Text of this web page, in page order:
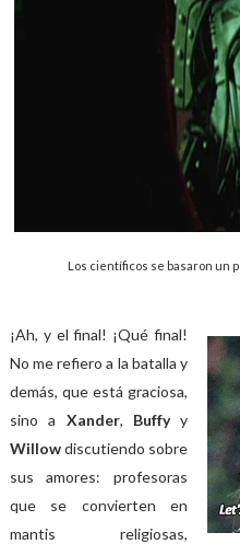
Los científicos se basaron un
¡Ah, y el final! ¡Qué final!
No me refiero a la batalla y
demás, que está graciosa,
sino a Xander, Buffyy
Willowdiscutiendo sobre
sus amores: profesoras
que se convierten en
mantis religiosas,